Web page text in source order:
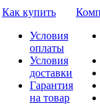
Как купить
Условия
оплаты
Условия
доставки
Гарантия
на товар